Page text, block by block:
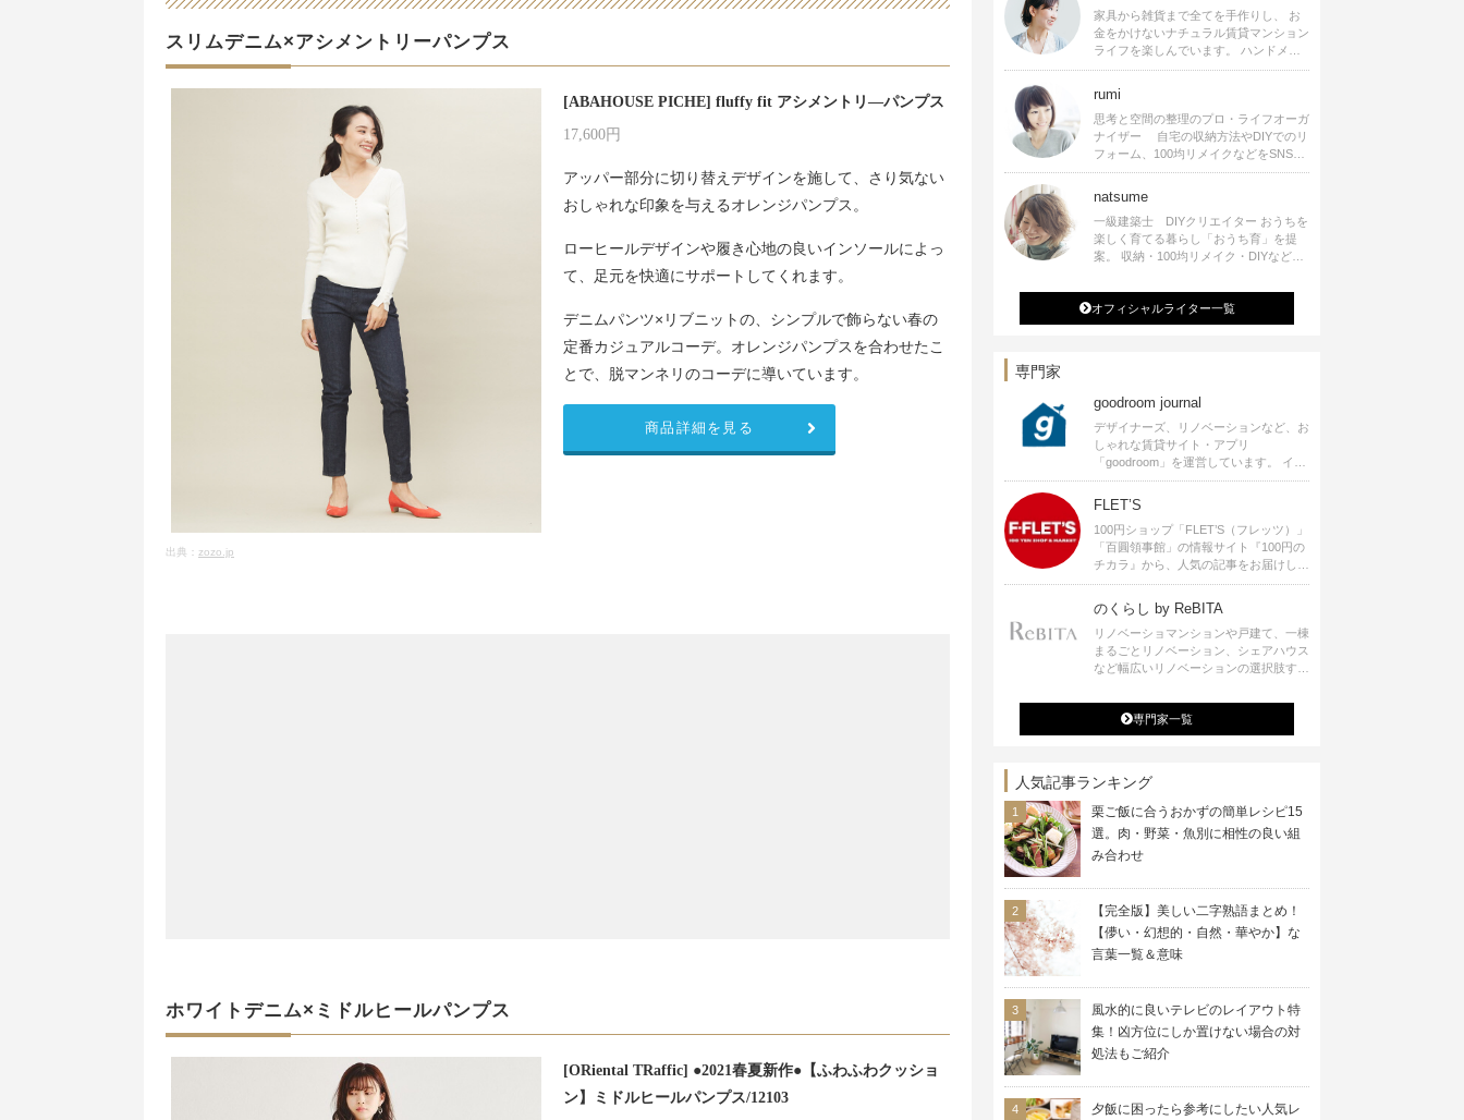
スリムデニム×アシメントリーパンプス
出典： zozo.jp
[ABAHOUSE PICHE] fluffy fit アシメントリ―パンプス
17,600円
アッパー部分に切り替えデザインを施して、さり気ない
おしゃれな印象を与えるオレンジパンプス。
ローヒールデザインや履き心地の良いインソールによっ
て、足元を快適にサポートしてくれます。
デニムパンツ×リブニットの、シンプルで飾らない春の
定番カジュアルコーデ。オレンジパンプスを合わせたこ
とで、脱マンネリのコーデに導いています。
商品詳細を見る
ホワイトデニム×ミドルヒールパンプス
[ORiental TRaffic] ●2021春夏新作●【ふわふわクッショ
ン】ミドルヒールパンプス/12103
家具から雑貨まで全てを手作りし、 お
金をかけないナチュラル賃貸マンション
ライフを楽しんでいます。 ハンドメイ
ド雑貨やインテリアに関する著書も出
ます。
rumi
思考と空間の整理のプロ・ライフオーガ
ナイザー 自宅の収納方法やDIYでのリ
フォーム、100均リメイクなどをSNSで
公開中。 収納やリメイク、インテリア
シピ提供、店舗プロデュース 2016年９
月に宝島社より【Rumiのおうち時間を
楽しむインテリア】を出版しました。
natsume
一級建築士 DIYクリエイター おうちを
楽しく育てる暮らし「おうち育」を提
案。 収納・100均リメイク・DIYなどお
発信中。 著書 なつめさんちの新しい
のになつかしいアンティークな部屋つく
り 雑誌掲載・TV出演・コラム執筆・
オフィシャルライター一覧
専門家
goodroom journal
デザイナーズ、リノベーションなど、お
しゃれな賃貸サイト・アプリ
「goodroom」を運営しています。 イン
テリアや、ひとり暮らし、ふたり暮らし
のアイディアなど、賃貸でも自分らしい
暮らしを楽しむためのヒントをお届けし
ます。
FLET’S
100円ショップ「FLET’S（フレッツ）」
「百圓領事館」の情報サイト『100円の
チカラ』から、人気の記事をお届けしま
す。
のくらし by ReBITA
リノベーショマンションや戸建て、一棟
まるごとリノベーション、シェアハウス
など幅広いリノベーションの選択肢すべ
ジ・シェアスペースなど、「住む」だけ
ではなく「働く」「遊ぶ」「学ぶ」「旅
する」といった領域でも、暮らしや生き
専門家一覧
人気記事ランキング
栗ご飯に合うおかずの簡単レシピ15
選。肉・野菜・魚別に相性の良い組
み合わせ
【完全版】美しい二字熟語まとめ！
【儚い・幻想的・自然・華やか】な
言葉一覧＆意味
風水的に良いテレビのレイアウト特
集！凶方位にしか置けない場合の対
処法もご紹介
夕飯に困ったら参考にしたい人気レ